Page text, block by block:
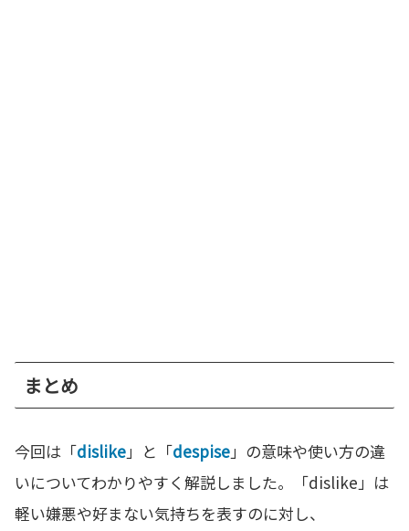
まとめ
今回は「dislike」と「despise」の意味や使い方の違
いについてわかりやすく解説しました。「dislike」は
軽い嫌悪や好まない気持ちを表すのに対し、